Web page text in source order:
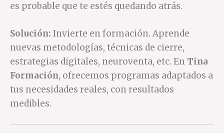
es probable que te estés quedando atrás.
Solución: Invierte en formación. Aprende
nuevas metodologías, técnicas de cierre,
estrategias digitales, neuroventa, etc. En Tina
Formación, ofrecemos programas adaptados a
tus necesidades reales, con resultados
medibles.